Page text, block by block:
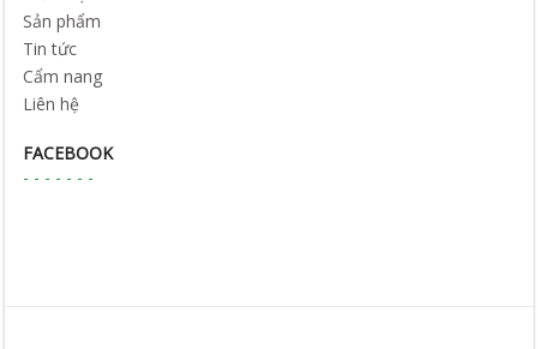
Sản phẩm
Tin tức
Cẩm nang
Liên hệ
FACEBOOK